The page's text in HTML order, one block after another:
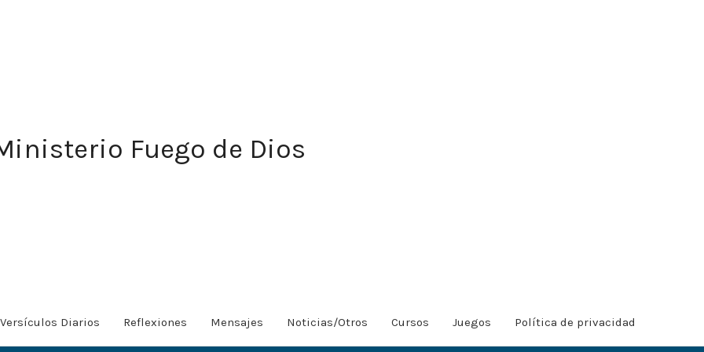
Fuego de Dios
Versículos Diarios Reflexiones Mensajes Noticias/Otros Cursos Juegos Política de privacidad